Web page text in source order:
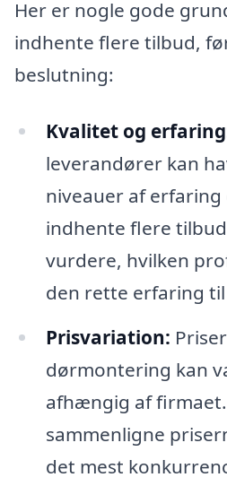
Her er nogle gode
indhente flere tilbud,
beslutning:
Kvalitet og
leverandører kan
niveauer af erfaring
indhente flere
vurdere, hvilken
den rette erfaring
Prisvariation:
dørmontering kan
afhængig af
sammenligne
det mest